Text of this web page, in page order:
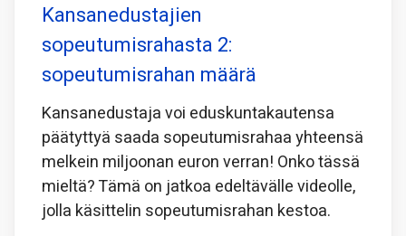
Kansanedustajien
sopeutumisrahasta 2:
sopeutumisrahan määrä
Kansanedustaja voi eduskuntakautensa
päätyttyä saada sopeutumisrahaa yhteensä
melkein miljoonan euron verran! Onko tässä
mieltä? Tämä on jatkoa edeltävälle videolle,
jolla käsittelin sopeutumisrahan kestoa.